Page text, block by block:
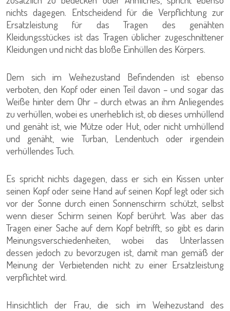
nichts dagegen. Entscheidend für die Verpflichtung zur
Ersatzleistung für das Tragen des genähten
Kleidungsstückes ist das Tragen üblicher zugeschnittener
Kleidungen und nicht das bloße Einhüllen des Körpers.
Dem sich im Weihezustand Befindenden ist ebenso
verboten, den Kopf oder einen Teil davon – und sogar das
Weiße hinter dem Ohr – durch etwas an ihm Anliegendes
zu verhüllen, wobei es unerheblich ist, ob dieses umhüllend
und genäht ist, wie Mütze oder Hut, oder nicht umhüllend
und genäht, wie Turban, Lendentuch oder irgendein
verhüllendes Tuch.
Es spricht nichts dagegen, dass er sich ein Kissen unter
seinen Kopf oder seine Hand auf seinen Kopf legt oder sich
vor der Sonne durch einen Sonnenschirm schützt, selbst
wenn dieser Schirm seinen Kopf berührt. Was aber das
Tragen einer Sache auf dem Kopf betrifft, so gibt es darin
Meinungsverschiedenheiten, wobei das Unterlassen
dessen jedoch zu bevorzugen ist, damit man gemäß der
Meinung der Verbietenden nicht zu einer Ersatzleistung
verpflichtet wird.
Hinsichtlich der Frau, die sich im Weihezustand des